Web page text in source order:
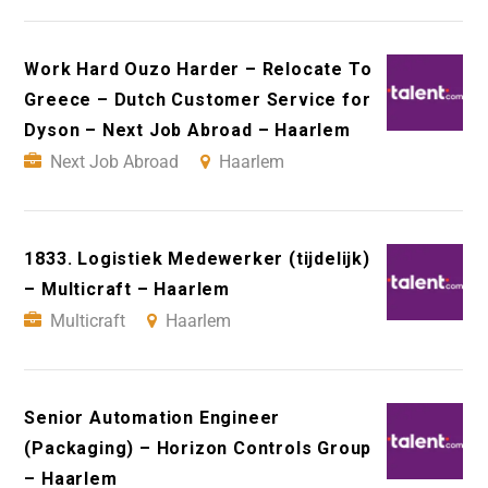
Work Hard Ouzo Harder – Relocate To
Greece – Dutch Customer Service for
Dyson – Next Job Abroad – Haarlem
Next Job Abroad
Haarlem
1833. Logistiek Medewerker (tijdelijk)
– Multicraft – Haarlem
Multicraft
Haarlem
Senior Automation Engineer
(Packaging) – Horizon Controls Group
– Haarlem